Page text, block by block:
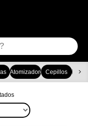
AtomizadoresCepillos
Ordenado
por
los